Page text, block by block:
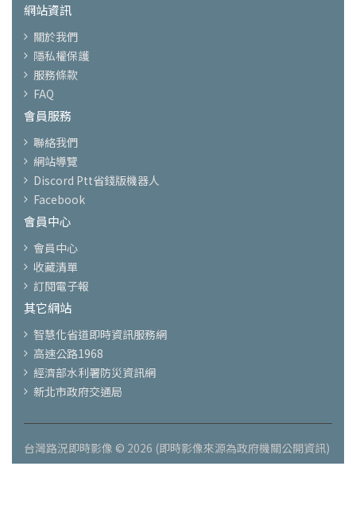
網站資訊
關於我們
隱私權保護
服務條款
FAQ
會員服務
聯絡我們
網站導覽
Discord Ptt省錢版機器人
Facebook
會員中心
會員中心
收藏清單
訂閱電子報
其它網站
智慧化省道即時資訊服務網
高速公路1968
經濟部水利署防災資訊網
新北市政府交通局
台灣路況即時影像 © 2026 (即時影像來源為政府機關公開資訊)